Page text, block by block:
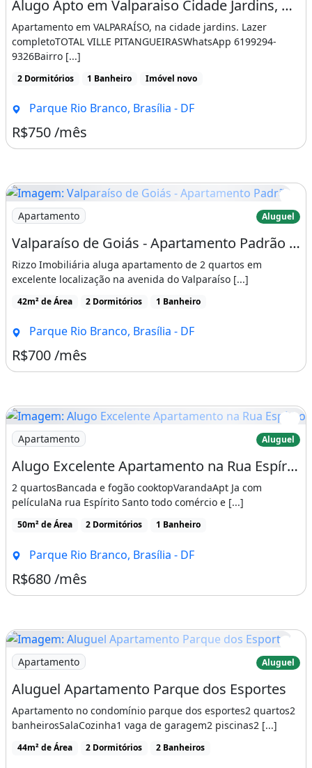
Alugo Apto em Valparaiso Cidade Jardins, Piso Vinílico, Lazer Completo
Apartamento em VALPARAÍSO, na cidade jardins. Lazer
completoTOTAL VILLE PITANGUEIRASWhatsApp 6199294-
9326Bairro [...]
2 Dormitórios 1 Banheiro Imóvel novo
Parque Rio Branco, Brasília - DF
R$750 /mês
Imagem: Valparaíso de Goiás - Apartamento Padrão
Apartamento Aluguel
Valparaíso de Goiás - Apartamento Padrão - Valparaiso II
Rizzo Imobiliária aluga apartamento de 2 quartos em
excelente localização na avenida do Valparaíso [...]
42m² de Área 2 Dormitórios 1 Banheiro
Parque Rio Branco, Brasília - DF
R$700 /mês
Imagem: Alugo Excelente Apartamento na Rua Espírito
Apartamento Aluguel
Alugo Excelente Apartamento na Rua Espírito Santo
2 quartosBancada e fogão cooktopVarandaApt Ja com
películaNa rua Espírito Santo todo comércio e [...]
50m² de Área 2 Dormitórios 1 Banheiro
Parque Rio Branco, Brasília - DF
R$680 /mês
Imagem: Aluguel Apartamento Parque dos Esportes
Apartamento Aluguel
Aluguel Apartamento Parque dos Esportes
Apartamento no condomínio parque dos esportes2 quartos2
banheirosSalaCozinha1 vaga de garagem2 piscinas2 [...]
44m² de Área 2 Dormitórios 2 Banheiros